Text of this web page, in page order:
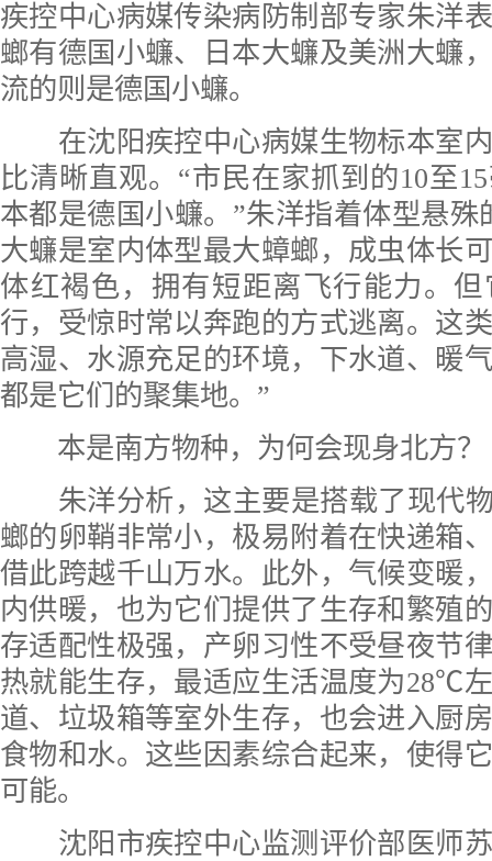
疾控中心病媒传染病防制部专家朱洋
螂有德国小蠊、日本大蠊及美洲大蠊
流的则是德国小蠊。
在沈阳疾控中心病媒生物标本室内
比清晰直观。“市民在家抓到的10至
本都是德国小蠊。”朱洋指着体型悬殊
大蠊是室内体型最大蟑螂，成虫体长
体红褐色，拥有短距离飞行能力。
行，受惊时常以奔跑的方式逃离。这
高湿、水源充足的环境，下水道、暖
都是它们的聚集地。”
本是南方物种，为何会现身北方？
朱洋分析，这主要是搭载了现代物
螂的卵鞘非常小，极易附着在快递箱
借此跨越千山万水。此外，气候变暖
内供暖，也为它们提供了生存和繁殖
存适配性极强，产卵习性不受昼夜节
热就能生存，最适应生活温度为28℃
道、垃圾箱等室外生存，也会进入厨
食物和水。这些因素综合起来，使得
可能。
沈阳市疾控中心监测评价部医师苏